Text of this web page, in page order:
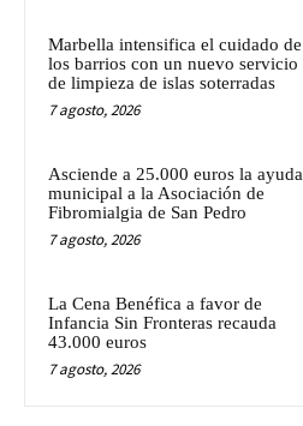
Marbella intensifica el cuidado de
los barrios con un nuevo servicio
de limpieza de islas soterradas
7 agosto, 2026
Asciende a 25.000 euros la ayuda
municipal a la Asociación de
Fibromialgia de San Pedro
7 agosto, 2026
La Cena Benéfica a favor de
Infancia Sin Fronteras recauda
43.000 euros
7 agosto, 2026